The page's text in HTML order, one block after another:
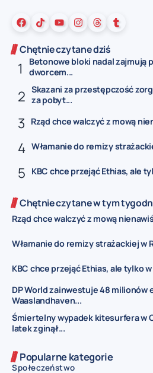
Chętnie czytane dziś
Betonowe bloki nadal zajmują
dworcem...
Skazani za przestępczość
za pobyt...
Rząd chce walczyć z mową
Włamanie do remizy
KBC chce przejąć Ethias, ale
Chętnie czytane w tym
Rząd chce walczyć z mową
Włamanie do remizy strażackiej w
KBC chce przejąć Ethias, ale tylko w
DP World zainwestuje 48 milionów
Waaslandhaven...
Śmiertelny wypadek kitesurfera w
latek zginął...
Popularne kategorie
Społeczeństwo